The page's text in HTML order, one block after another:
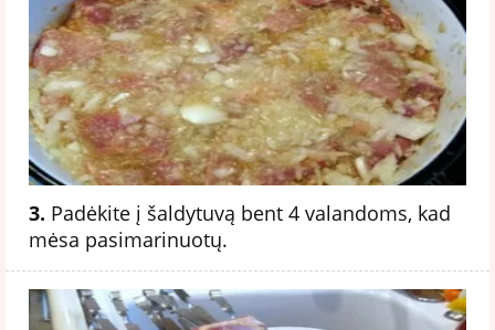
3. Padėkite į šaldytuvą bent 4 valandoms, kad
mėsa pasimarinuotų.